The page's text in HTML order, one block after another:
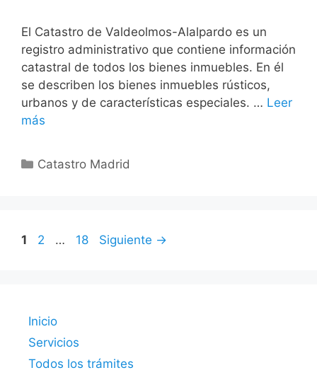
El Catastro de Valdeolmos-Alalpardo es un
registro administrativo que contiene información
catastral de todos los bienes inmuebles. En él
se describen los bienes inmuebles rústicos,
urbanos y de características especiales. … Leer
más
Categorías
Catastro Madrid
Página
1 Página
2 … Página
18 Siguiente →
Inicio
Servicios
Todos los trámites